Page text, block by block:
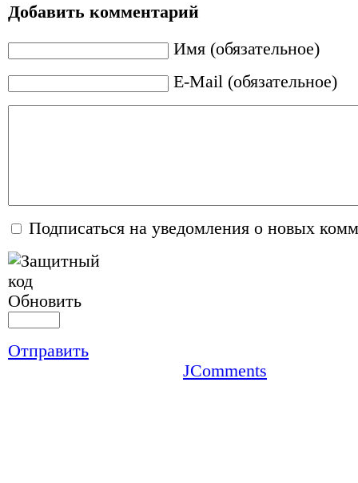
Добавить комментарий
Имя (обязательное)
E-Mail (обязательное)
Подписаться на уведомления о новых
Обновить
Отправить
JComments